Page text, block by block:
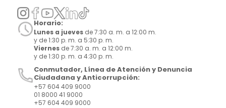
Horario:
Lunes a jueves de 7:30 a. m. a 12:00 m.
y de 1:30 p. m. a 5:30 p. m.
Viernes de 7:30 a. m. a 12:00 m.
y de 1:30 p. m. a 4:30 p. m.
Conmutador, Línea de Atención y Denuncia
Ciudadana y Anticorrupción:
+57 604 409 9000
01 8000 41 9000
+57 604 409 9000